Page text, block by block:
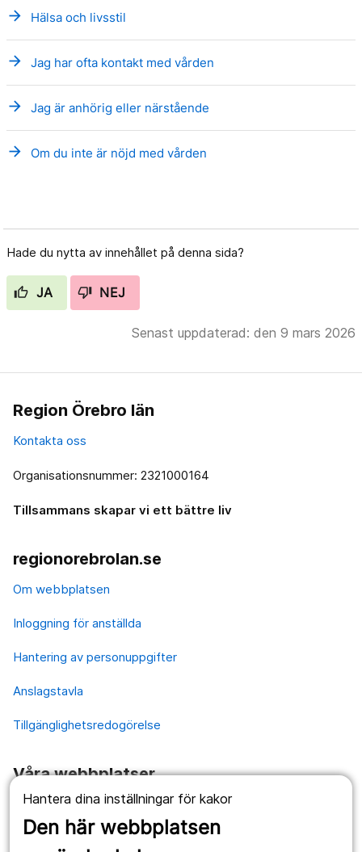
Hantera dina inställningar för kakor
Den här webbplatsen
arrow_forward Hälsa och livsstil
arrow_forward Jag har ofta kontakt med vården
arrow_forward Jag är anhörig eller närstående
arrow_forward Om du inte är nöjd med vården
Hade du nytta av innehållet på denna sida?
JA NEJ
Senast uppdaterad: den 9 mars 2026
Region Örebro län
Kontakta oss
Organisationsnummer: 2321000164
Tillsammans skapar vi ett bättre liv
regionorebrolan.se
Om webbplatsen
Inloggning för anställda
Hantering av personuppgifter
Anslagstavla
Tillgänglighetsredogörelse
Våra webbplatser
1177.se
Länstrafiken